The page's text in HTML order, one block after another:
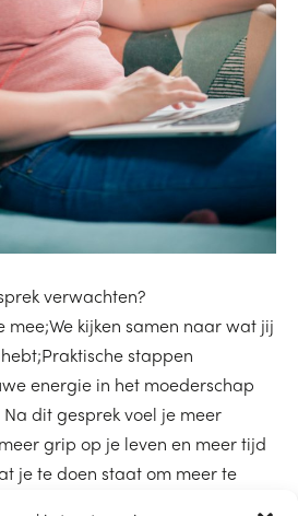
verwachten?
mee;We kijken samen naar wat jij
stappen
energie in het moederschap
dit gesprek voel je meer
grip op je leven en meer tijd
je te doen staat om meer te